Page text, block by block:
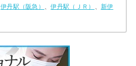
伊丹駅（阪急） 、伊丹駅（ＪＲ） 、 新伊